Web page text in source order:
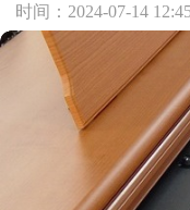
时间：2024-07-14